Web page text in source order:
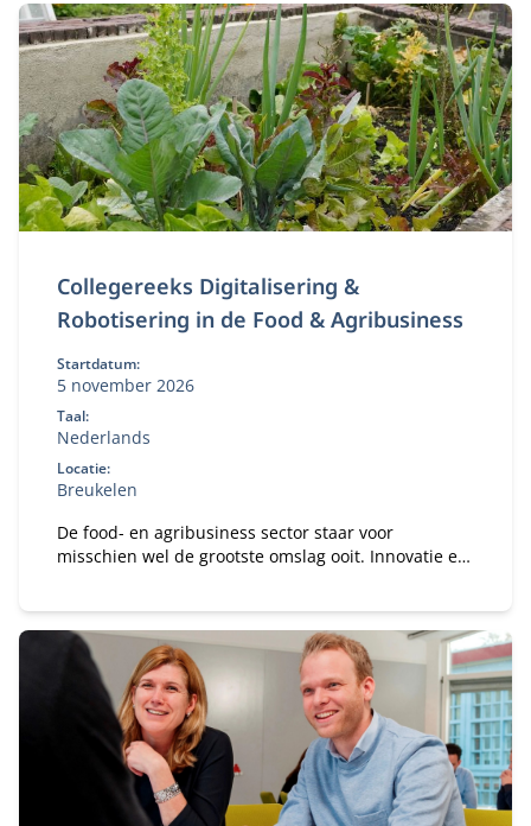
Collegereeks Digitalisering &
Robotisering in de Food & Agribusiness
Startdatum:
5 november 2026
Taal:
Nederlands
Locatie:
Breukelen
De food- en agribusiness sector staar voor
misschien wel de grootste omslag ooit. Innovatie en
concurrentiekracht en toekomstbestendigheid.